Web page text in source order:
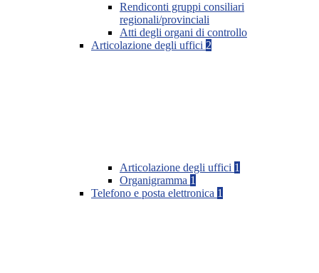
Rendiconti gruppi consiliari
regionali/provinciali
Atti degli organi di controllo
Articolazione degli uffici 2
Articolazione degli uffici 1
Organigramma 1
Telefono e posta elettronica 1